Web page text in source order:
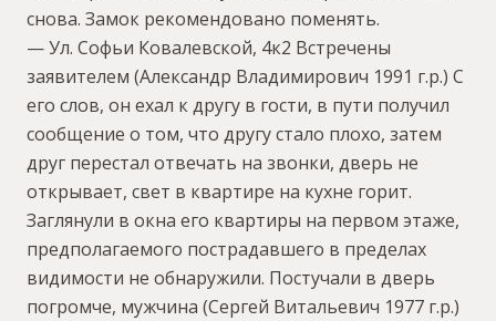
снова. Замок рекомендовано поменять.
— Ул. Софьи Ковалевской, 4к2 Встречены
заявителем (Александр Владимирович 1991 г.р.) С
его слов, он ехал к другу в гости, в пути получил
сообщение о том, что другу стало плохо, затем
друг перестал отвечать на звонки, дверь не
открывает, свет в квартире на кухне горит.
Заглянули в окна его квартиры на первом этаже,
предполагаемого пострадавшего в пределах
видимости не обнаружили. Постучали в дверь
погромче, мужчина (Сергей Витальевич 1977 г.р.)